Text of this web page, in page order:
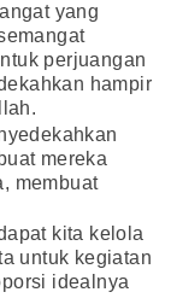
yang
perjuangan
hampir
mereka
membuat
kita kelola
untuk kegiatan
idealnya